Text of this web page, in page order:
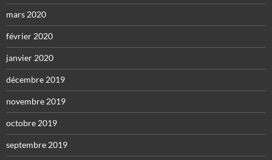
mars 2020
février 2020
janvier 2020
décembre 2019
novembre 2019
octobre 2019
septembre 2019